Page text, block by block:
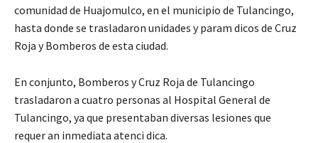
comunidad de Huajomulco, en el municipio de Tulancingo,
hasta donde se trasladaron unidades y param dicos de Cruz
Roja y Bomberos de esta ciudad.
En conjunto, Bomberos y Cruz Roja de Tulancingo
trasladaron a cuatro personas al Hospital General de
Tulancingo, ya que presentaban diversas lesiones que
requer an inmediata atenci dica.